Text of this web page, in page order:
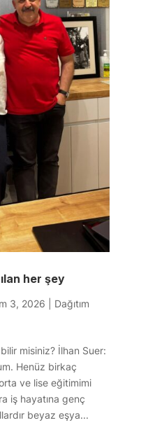
her şey
3, 2026
Dağıtım
misiniz? İlhan Suer:
Henüz birkaç
ve lise eğitimimi
iş hayatına genç
beyaz eşya...